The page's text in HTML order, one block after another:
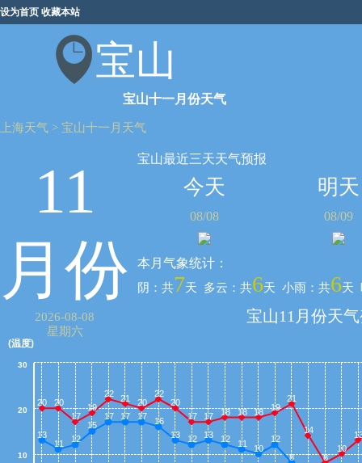
设为首页 收藏本站
宝山
宝山十一月份天气
上海天气 > 宝山十一月天气
11
月份
2026-08-08
星期六
宝山最近三天天气预报
今天
08/08
明天
08/09
本月气象统计：
阴：共7天 多云：共6天 小雨：共6天
宝山11月份天
(温度)
13
11
12
15
17 17 17
16
13
12 13 12 11 10
12
8
20
20
17
19
22 21 20
22
20
17
17 18 18 18 19
21
14
8
10
10
20
30